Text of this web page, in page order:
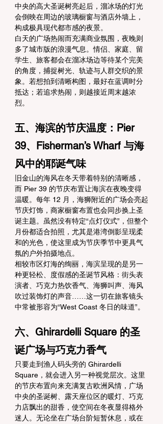
中央的高大圣诞树亮起后，溜冰场的灯光
会倒映在周边的玻璃橱窗与酒店外墙上，
构成极具现代都市感的夜景。
白天的广场热闹而充满商业氛围，夜晚则
多了城市版的浪漫气息。情侣、家庭、留
学生、旅客都会在溜冰场边等待某个完美
的角度，捕捉树光、轨迹与人群交织的景
象。若想拍到清晰构图，最好在蓝调时分
抵达；若追求热闹，则越接近周末越浓
烈。
五、海滨的节庆温度：Pier
39、Fisherman’s Wharf 与海
风中的耶诞气味
旧金山的海风在冬天带着特别的清晰感，
而 Pier 39 的节庆布置让海滨在夜晚变得
温暖。每年 12 月，海狮附近的广场会亮起
节庆灯饰，商家橱窗布置也会同步换上圣
诞主题。虽然没有特定“点灯仪式”，但整个
月份都适合拍照，尤其是港湾倒影呈现柔
和的光色，使这里成为节庆季节中更具气
氛的户外拍摄地点。
相较市区灯海的绚丽，海滨呈现的是另一
种更轻松、度假感的圣诞节风格：街头表
演者、巧克力热饮香气、海狮叫声、海风
吹过装饰灯的声音……这一切在旅客镜头
中常被形容为“West Coast 冬日的味道”。
六、Ghirardelli Square 的圣
诞广场与巧克力香气
只要走到渔人码头旁的 Ghirardelli
Square，就会进入另一种视觉层次。这里
的节庆布置向来充满复古欧洲风情，广场
中央的圣诞树、露天座位区的暖灯、巧克
力店飘出的甜香，使空间在冬夜显得格外
迷人。无论坐在广场台阶短暂休息，或在